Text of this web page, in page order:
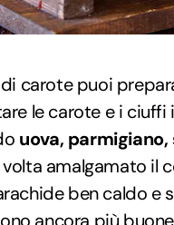
carote puoi
le carote e i ciuffi
uova,
volta amalgamato il
ben caldo e